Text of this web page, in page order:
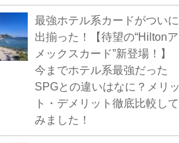
最強ホテル系カードがついに
出揃った！【待望の“Hiltonア
メックスカード”新登場！】
今までホテル系最強だった
SPGとの違いはなに？メリッ
ト・デメリット徹底比較して
みました！